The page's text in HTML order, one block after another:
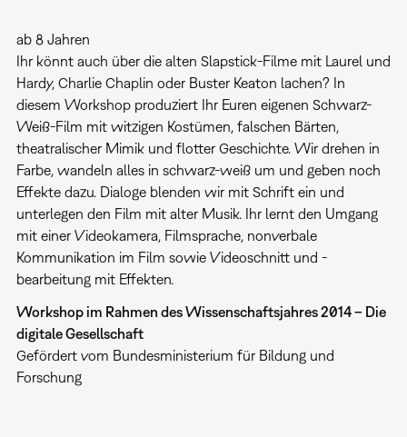
ab 8 Jahren
Ihr könnt auch über die alten Slapstick-Filme mit Laurel und
Hardy, Charlie Chaplin oder Buster Keaton lachen? In
diesem Workshop produziert Ihr Euren eigenen Schwarz-
Weiß-Film mit witzigen Kostümen, falschen Bärten,
theatralischer Mimik und flotter Geschichte. Wir drehen in
Farbe, wandeln alles in schwarz-weiß um und geben noch
Effekte dazu. Dialoge blenden wir mit Schrift ein und
unterlegen den Film mit alter Musik. Ihr lernt den Umgang
mit einer Videokamera, Filmsprache, nonverbale
Kommunikation im Film sowie Videoschnitt und -
bearbeitung mit Effekten.
Workshop im Rahmen des Wissenschaftsjahres 2014 – Die
digitale Gesellschaft
Gefördert vom Bundesministerium für Bildung und
Forschung